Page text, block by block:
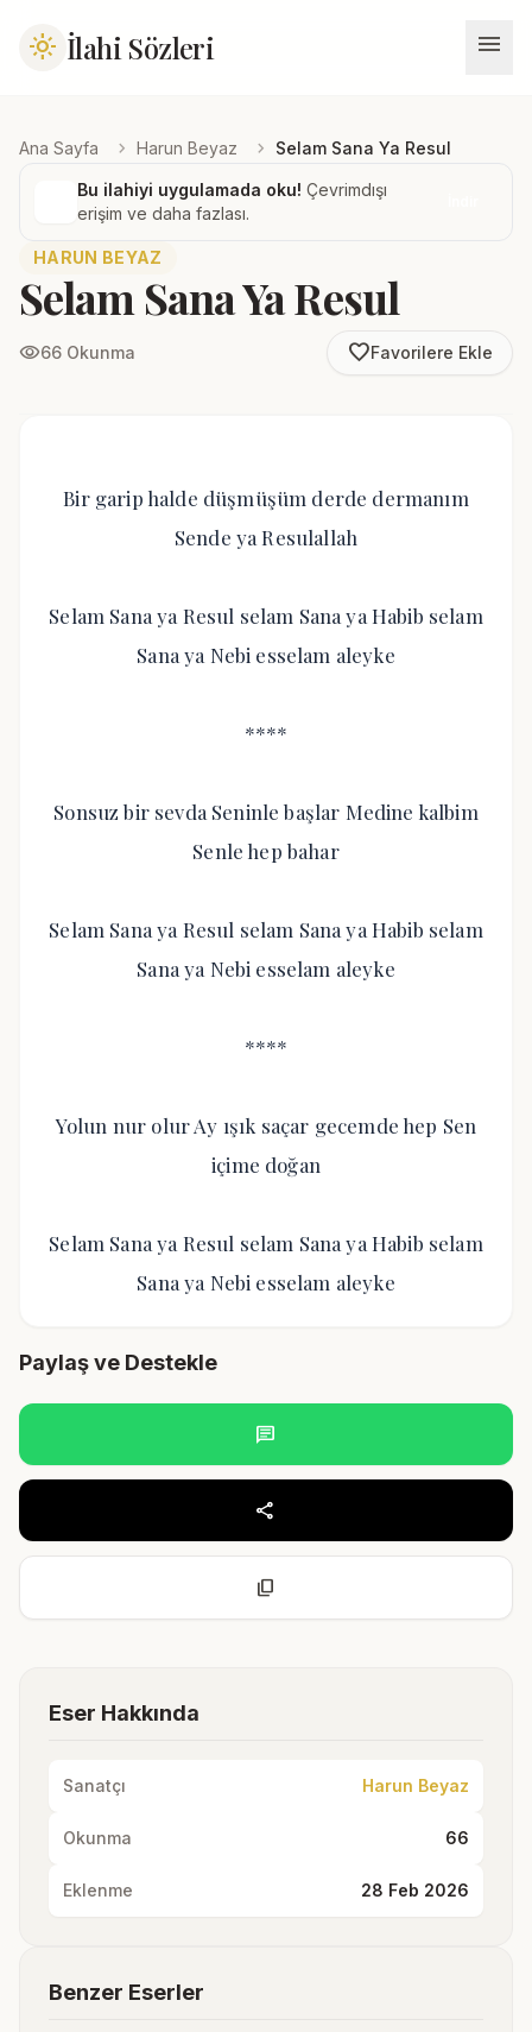
light_mode İlahi Sözleri menu
Ana Sayfa chevron_right Harun Beyaz chevron_right Selam Sana Ya Resul
Bu ilahiyi uygulamada oku! Çevrimdışı
erişim ve daha fazlası.
HARUN BEYAZ
Selam Sana Ya Resul
visibility66 Okunma favorite_borderFavorilere Ekle
Bir garip halde düşmüşüm derde dermanım
Sende ya Resulallah
Selam Sana ya Resul selam Sana ya Habib selam
Sana ya Nebi esselam aleyke
****
Sonsuz bir sevda Seninle başlar Medine kalbim
Senle hep bahar
Selam Sana ya Resul selam Sana ya Habib selam
Sana ya Nebi esselam aleyke
****
Yolun nur olur Ay ışık saçar gecemde hep Sen
içime doğan
Selam Sana ya Resul selam Sana ya Habib selam
Sana ya Nebi esselam aleyke
Paylaş ve Destekle
chat
share
content_copy
Eser Hakkında
Sanatçı Harun Beyaz
Okunma 66
Eklenme 28 Feb 2026
Benzer Eserler